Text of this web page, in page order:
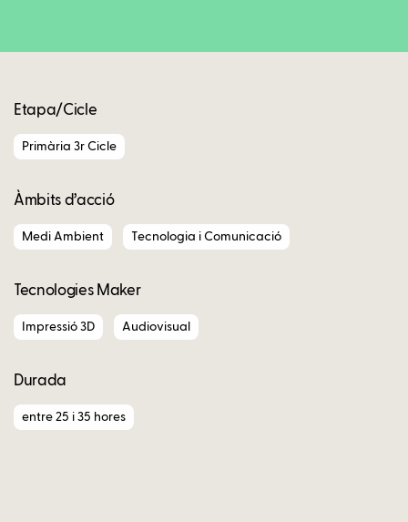
Etapa/Cicle
Primària 3r Cicle
Àmbits d’acció
Medi Ambient Tecnologia i Comunicació
Tecnologies Maker
Impressió 3D Audiovisual
Durada
entre 25 i 35 hores